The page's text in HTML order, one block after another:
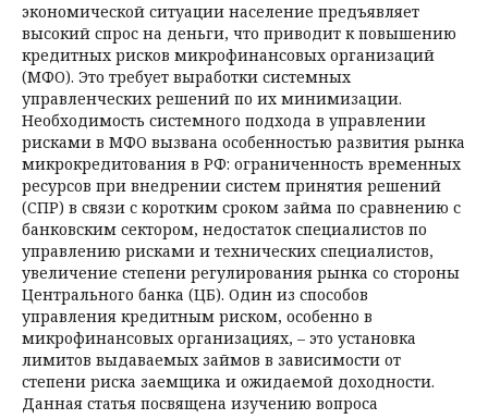
экономической ситуации население предъявляет
высокий спрос на деньги, что приводит к повышению
кредитных рисков микрофинансовых организаций
(МФО). Это требует выработки системных
управленческих решений по их минимизации.
Необходимость системного подхода в управлении
рисками в МФО вызвана особенностью развития рынка
микрокредитования в РФ: ограниченность временных
ресурсов при внедрении систем принятия решений
(СПР) в связи с коротким сроком займа по сравнению с
банковским сектором, недостаток специалистов по
управ­лению рисками и технических специалистов,
увеличение степени регулирования рынка со стороны
Центрального банка (ЦБ). Один из способов
управления кредитным риском, особенно в
микрофинансовых организациях, – это установка
лимитов выдаваемых займов в зависимости от
степени риска заемщика и ожидаемой доходности.
Данная статья посвящена изучению воп­роса